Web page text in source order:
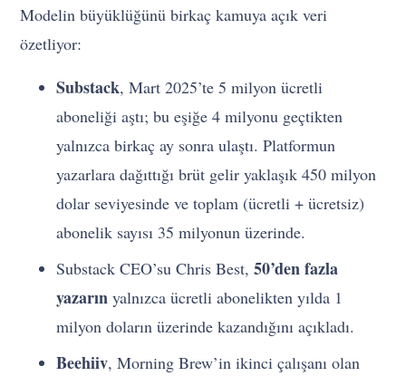
Modelin büyüklüğünü birkaç kamuya açık veri
özetliyor:
Substack, Mart 2025’te 5 milyon ücretli
aboneliği aştı; bu eşiğe 4 milyonu geçtikten
yalnızca birkaç ay sonra ulaştı. Platformun
yazarlara dağıttığı brüt gelir yaklaşık 450 milyon
dolar seviyesinde ve toplam (ücretli + ücretsiz)
abonelik sayısı 35 milyonun üzerinde.
Substack CEO’su Chris Best,50’den fazla
yazarın yalnızca ücretli abonelikten yılda 1
milyon doların üzerinde kazandığını açıkladı.
Beehiiv, Morning Brew’in ikinci çalışanı olan